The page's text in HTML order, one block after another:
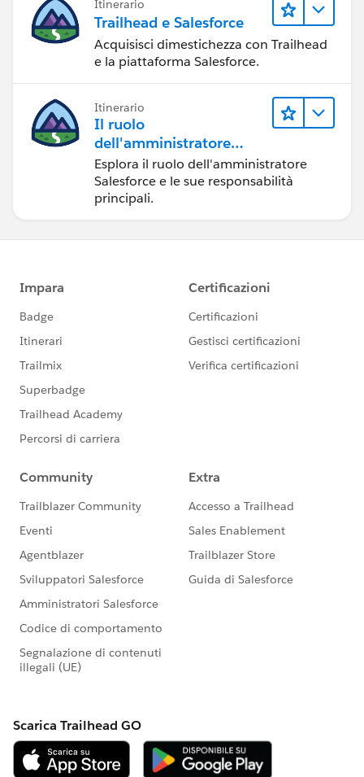
Itinerario
Trailhead e Salesforce
Acquisisci dimestichezza con Trailhead
e la piattaforma Salesforce.
Itinerario
Il ruolo
dell'amministratore
Salesforce
Esplora il ruolo dell'amministratore
Salesforce e le sue responsabilità
principali.